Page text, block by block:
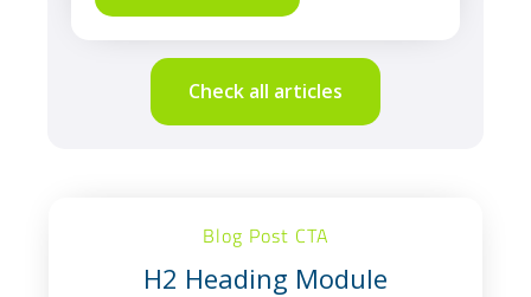
Check all articles
Blog Post CTA
H2 Heading Module